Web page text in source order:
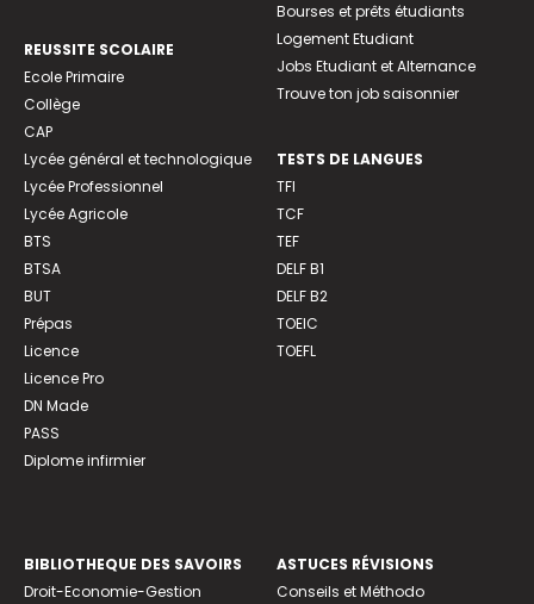
REUSSITE SCOLAIRE
Ecole Primaire
Collège
CAP
Lycée général et technologique
Lycée Professionnel
Lycée Agricole
BTS
BTSA
BUT
Prépas
Licence
Licence Pro
DN Made
PASS
Diplome infirmier
Bourses et prêts étudiants
Logement Etudiant
Jobs Etudiant et Alternance
Trouve ton job saisonnier
TESTS DE LANGUES
TFI
TCF
TEF
DELF B1
DELF B2
TOEIC
TOEFL
BIBLIOTHEQUE DES SAVOIRS
Droit-Economie-Gestion
ASTUCES RÉVISIONS
Conseils et Méthodo